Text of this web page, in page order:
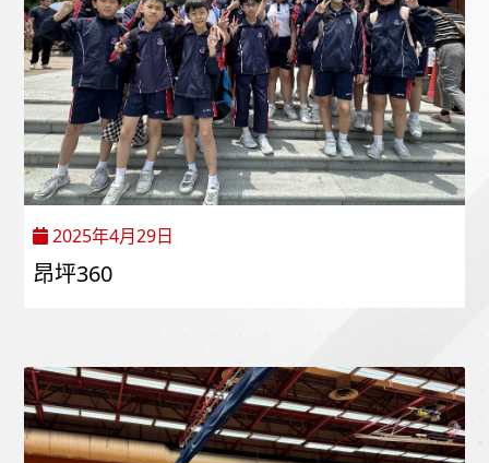
2025年4月29日
昂坪360